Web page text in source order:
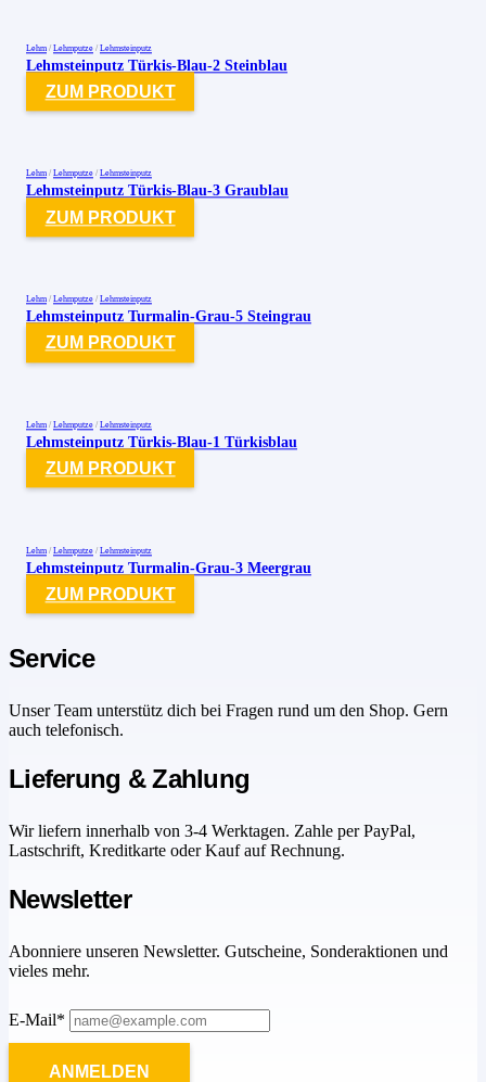
Lehm / Lehmputze / Lehmsteinputz
Lehmsteinputz Türkis-Blau-2 Steinblau
ZUM PRODUKT
Lehm / Lehmputze / Lehmsteinputz
Lehmsteinputz Türkis-Blau-3 Graublau
ZUM PRODUKT
Lehm / Lehmputze / Lehmsteinputz
Lehmsteinputz Turmalin-Grau-5 Steingrau
ZUM PRODUKT
Lehm / Lehmputze / Lehmsteinputz
Lehmsteinputz Türkis-Blau-1 Türkisblau
ZUM PRODUKT
Lehm / Lehmputze / Lehmsteinputz
Lehmsteinputz Turmalin-Grau-3 Meergrau
ZUM PRODUKT
Service
Unser Team unterstütz dich bei Fragen rund um den Shop. Gern
auch telefonisch.
Lieferung & Zahlung
Wir liefern innerhalb von 3-4 Werktagen. Zahle per PayPal,
Lastschrift, Kreditkarte oder Kauf auf Rechnung.
Newsletter
Abonniere unseren Newsletter. Gutscheine, Sonderaktionen und
vieles mehr.
E-Mail*
ANMELDEN